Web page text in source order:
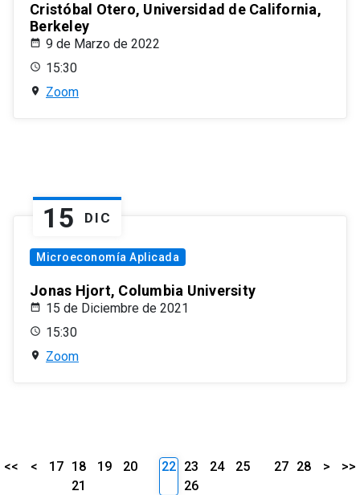
Cristóbal Otero, Universidad de California,
Berkeley
9 de Marzo de 2022
15:30
Zoom
15 DIC
Microeconomía Aplicada
Jonas Hjort, Columbia University
15 de Diciembre de 2021
15:30
Zoom
<< < 17 18 19
20
21
22 23 24
25
26
27 28 > >>